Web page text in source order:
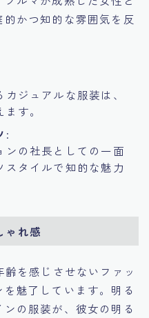
かつ知的な雰囲気を反
ジュアルな服装は、
す。
:
ンの社長としての一面
スタイルで知的な魅力
ゃれ感
を感じさせないファッ
魅了しています。明る
の服装が、彼女の明る